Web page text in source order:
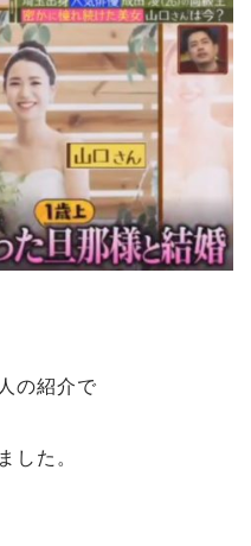
の紹介で
した。